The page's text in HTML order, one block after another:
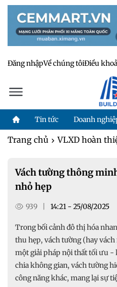
Đăng nhậpVề chúng tôiĐiều
Tin tức Doanh
Trang chủ VLXD hoàn
Vách tường thông
nhỏ hẹp
939 14:21 - 25/08/2025
Trong bối cảnh đô thị hóa
thu hẹp, vách tường (hay
một giải pháp nội thất tối ưu -
chia không gian, vách tường
công năng khác, mang lại sự